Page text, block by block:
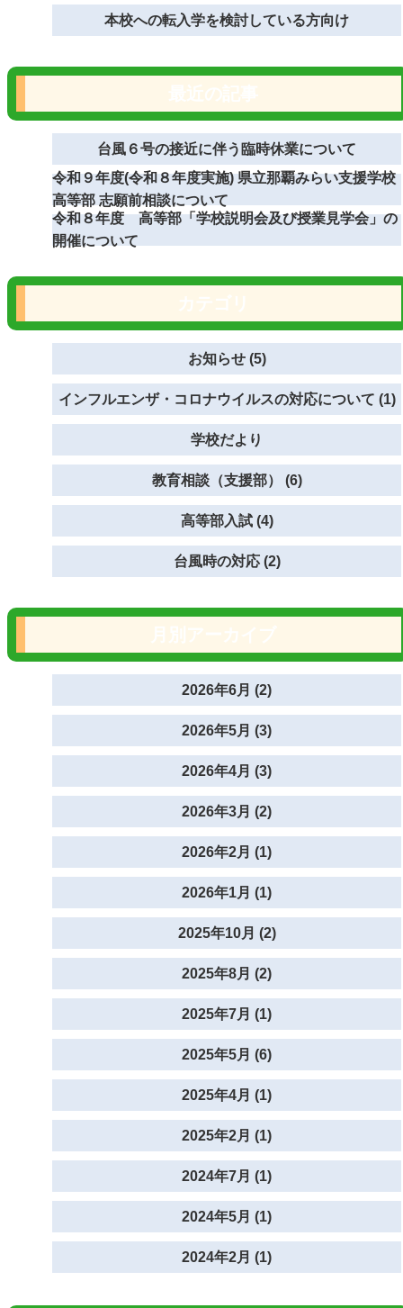
本校への転入学を検討している方向け
台風６号の接近に伴う臨時休業について
令和９年度(令和８年度実施) 県立那覇みらい支援学校
高等部 志願前相談について
令和８年度 高等部「学校説明会及び授業見学会」の
開催について
お知らせ (5)
インフルエンザ・コロナウイルスの対応について (1)
学校だより
教育相談（支援部） (6)
高等部入試 (4)
台風時の対応 (2)
2026年6月 (2)
2026年5月 (3)
2026年4月 (3)
2026年3月 (2)
2026年2月 (1)
2026年1月 (1)
2025年10月 (2)
2025年8月 (2)
2025年7月 (1)
2025年5月 (6)
2025年4月 (1)
2025年2月 (1)
2024年7月 (1)
2024年5月 (1)
2024年2月 (1)